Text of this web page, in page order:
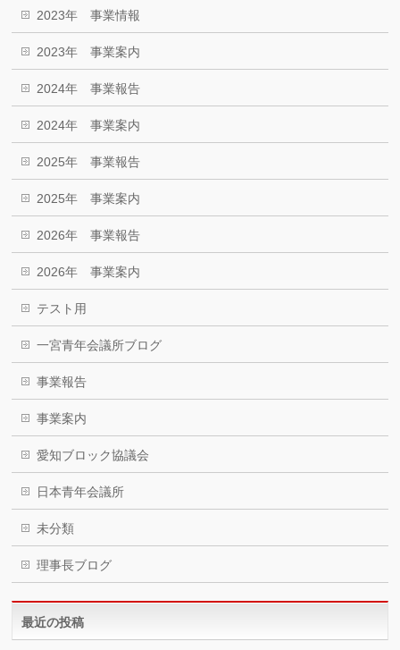
2023年 事業情報
2023年 事業案内
2024年 事業報告
2024年 事業案内
2025年 事業報告
2025年 事業案内
2026年 事業報告
2026年 事業案内
テスト用
一宮青年会議所ブログ
事業報告
事業案内
愛知ブロック協議会
日本青年会議所
未分類
理事長ブログ
最近の投稿